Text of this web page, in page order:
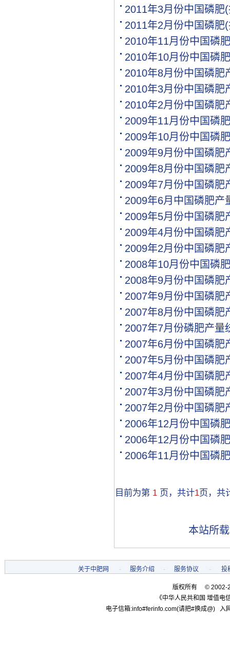
[代理]新疆和田代理硫酸铵.
2011年3月份中国磷肥
2011年2月份中国磷肥
2010年11月份中国磷
2010年10月份中国磷
2010年8月份中国磷肥
2010年3月份中国磷肥
2010年2月份中国磷肥
2009年11月份中国磷
2009年10月份中国磷
2009年9月份中国磷肥
2009年8月份中国磷肥
2009年7月份中国磷肥
2009年6月中国磷肥产
2009年5月份中国磷肥
2009年4月份中国磷肥
2009年2月份中国磷肥
2008年10月份中国磷
2008年9月份中国磷肥
2007年9月份中国磷肥
2007年8月份中国磷肥
2007年7月份磷肥产量
2007年6月份中国磷肥
2007年5月份中国磷肥
2007年4月份中国磷肥
2007年3月份中国磷肥
2007年2月份中国磷肥
2006年12月份中国磷
2006年12月份中国磷
2006年11月份中国磷
目前为第 1页，共计1页，共
本站所
关于中肥网 - 服务介绍 - 服务协议 - 投
版权所有 © 2002-
《中华人民共和国 增值电
电子信箱:info#ferinfo.com(请把#换成@)